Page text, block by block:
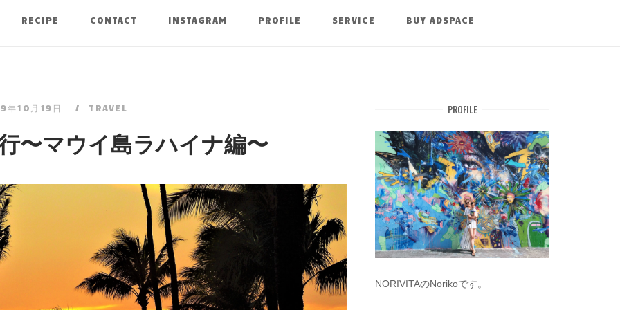
RECIPE CONTACT INSTAGRAM PROFILE SERVICE BUY ADSPACE
年10月19日 TRAVEL
〜マウイ島ラハイナ編〜
PROFILE
NORIVITAのNorikoです。